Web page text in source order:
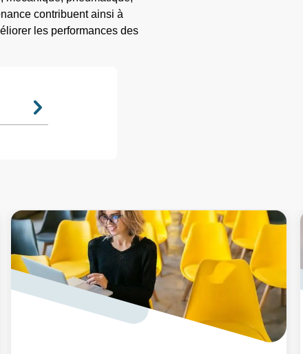
contribuent ainsi à
les performances des